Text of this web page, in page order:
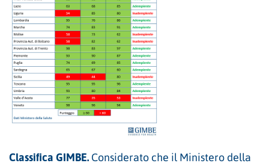
Classifica GIMBE. Considerato che il Ministero della